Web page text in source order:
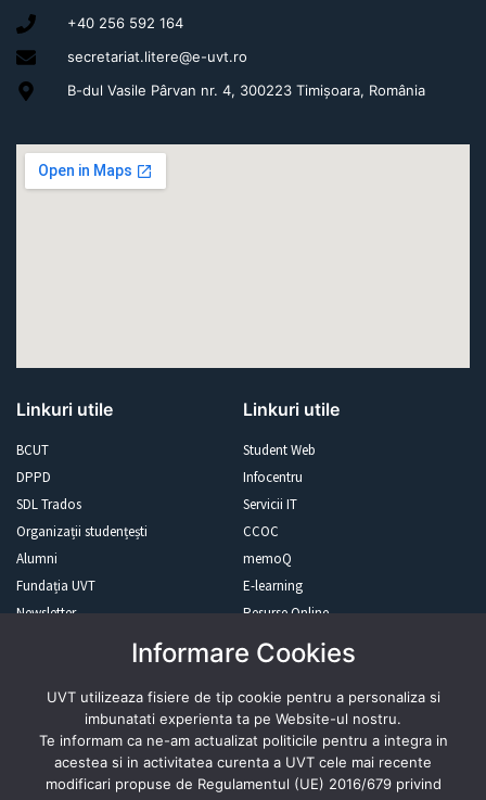
+40 256 592 164
secretariat.litere@e-uvt.ro
B-dul Vasile Pârvan nr. 4, 300223 Timișoara, România
Linkuri utile
BCUT
DPPD
SDL Trados
Organizații studențești
Alumni
Fundația UVT
Newsletter
Linkuri utile
Student Web
Infocentru
Servicii IT
CCOC
memoQ
E-learning
Resurse Online
Revista presei
Informare Cookies
UVT utilizeaza fisiere de tip cookie pentru a personaliza si
imbunatati experienta ta pe Website-ul nostru.
Te informam ca ne-am actualizat politicile pentru a integra in
acestea si in activitatea curenta a UVT cele mai recente
modificari propuse de Regulamentul (UE) 2016/679 privind